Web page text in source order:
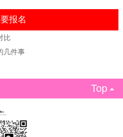
比
几件事
Top